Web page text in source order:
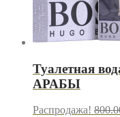
Туалетная
АРАБЫ
Распродажа!